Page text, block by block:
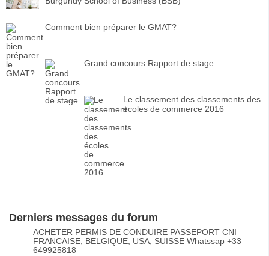
Comment bien préparer le GMAT?
Grand concours Rapport de stage
Le classement des classements des
écoles de commerce 2016
Derniers messages du forum
ACHETER PERMIS DE CONDUIRE PASSEPORT CNI
FRANCAISE, BELGIQUE, USA, SUISSE Whatssap +33
649925818